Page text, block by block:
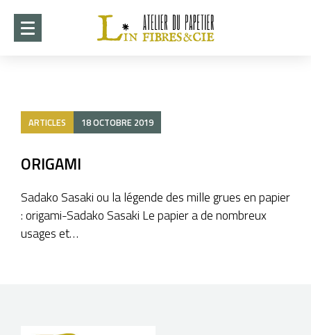
CRÉATIONS
COLLABORATIONS
STAGES 2026-2027
EXPOSITION ITO 2026
ARTICLES 18 OCTOBRE 2019
ORIGAMI
Sadako Sasaki ou la légende des mille grues en papier
: origami-Sadako Sasaki Le papier a de nombreux
usages et…